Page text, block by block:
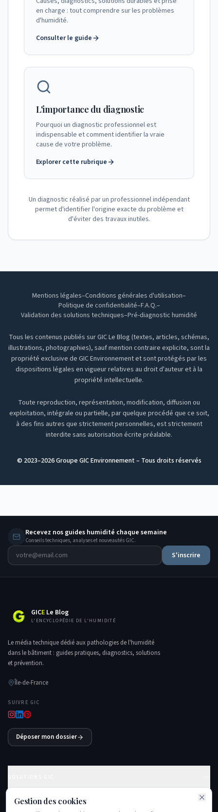
Gestion des cookies
en charge : tout comprendre sur les problèmes
d'humidité.
Consulter le guide
L'importance du diagnostic
Pourquoi un diagnostic professionnel est
indispensable et comment identifier la vraie
cause de votre problème.
Explorer cette rubrique
Un diagnostic réalisé par un professionnel indépendant
permet d'identifier l'origine exacte du problème et
d'éviter des travaux inutiles.
Mentions légales–Conditions générales d'utilisation–
Politique de confidentialité–F.A.Q.–
Validation des solutions techniques–Pré-diagnostic humidité
Tous les contenus publiés sur GIC Le Blog (textes, articles, schémas,
illustrations, photographies), sauf mention contraire explicite, sont la
propriété exclusive de GIC Environnement et sont protégés par les
dispositions légales en vigueur relatives au droit d'auteur et à la
propriété intellectuelle.
Toute reproduction, représentation, modification, diffusion ou
exploitation, intégrale ou partielle, par quelque procédé que ce soit,
à des fins autres que strictement personnelles, est strictement
interdite sans autorisation écrite préalable.
© 2023–2026Groupe GIC Environnement – Tous droits réservés
Recevez nos guides humidité chaque semaine
Conseils techniques, analyses et nouveautés GIC.
S'inscrire
GICE Le Blog
L'ENCYCLOPÉDIE DE L'HUMIDITÉ
Le média technique dédié aux pathologies de l'humidité
dans le bâtiment : guides pratiques, diagnostics, solutions
et prévention.
Île-de-France
SUIVRE GIC
Déposer mon dossier
GUIDES ESSENTIELS